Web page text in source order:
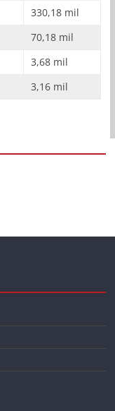
330,18 mil
70,18 mil
3,68 mil
3,16 mil